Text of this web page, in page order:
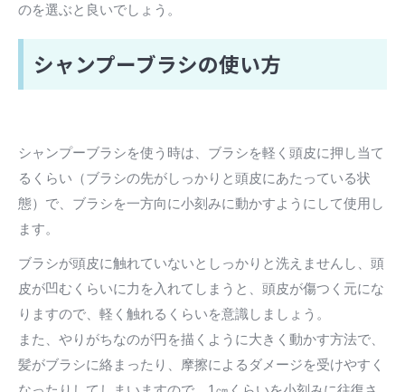
のを選ぶと良いでしょう。
シャンプーブラシの使い方
シャンプーブラシを使う時は、ブラシを軽く頭皮に押し当て
るくらい（ブラシの先がしっかりと頭皮にあたっている状
態）で、ブラシを一方向に小刻みに動かすようにして使用し
ます。
ブラシが頭皮に触れていないとしっかりと洗えませんし、頭
皮が凹むくらいに力を入れてしまうと、頭皮が傷つく元にな
りますので、軽く触れるくらいを意識しましょう。
また、やりがちなのが円を描くように大きく動かす方法で、
髪がブラシに絡まったり、摩擦によるダメージを受けやすく